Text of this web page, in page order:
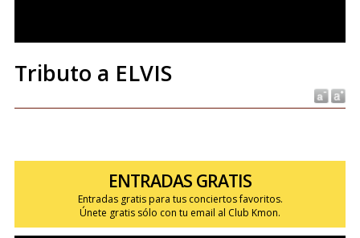
Tributo a ELVIS
ENTRADAS GRATIS
Entradas gratis para tus conciertos favoritos.
Únete gratis sólo con tu email al Club Kmon.